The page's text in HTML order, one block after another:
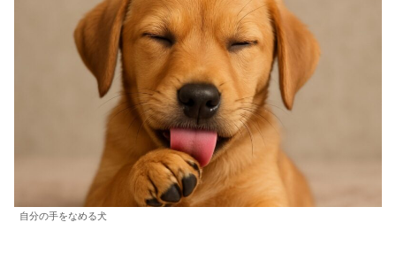
自分の手をなめる犬